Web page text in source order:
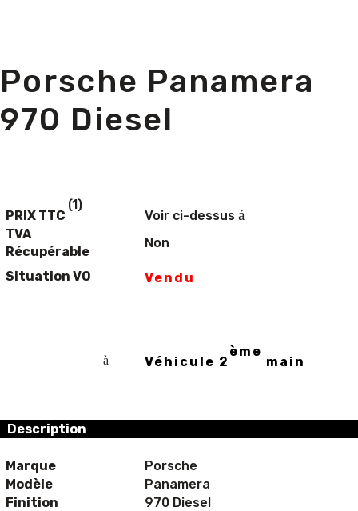
Porsche Panamera
970 Diesel
PRIX TTC
(1)
Voir ci-dessus á
TVA
Récupérable
Non
Situation VO Vendu
à Véhicule 2
ème
main
Description
Marque
Porsche
Modèle
Panamera
Finition
970 Diesel